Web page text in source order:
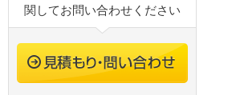
関してお問い合わせください